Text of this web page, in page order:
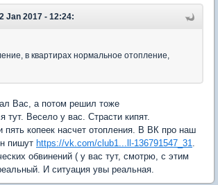
Jan 2017 - 12:24:
в квартирах нормальное отопление,
Вас, а потом решил тоже
тут. Весело у вас. Страсти кипят.
пять копеек насчет отопления. В ВК про наш
пишут https://vk.com/club1...ll-136791547_31.
обвинений ( у вас тут, смотрю, с этим
И ситуация увы реальная.